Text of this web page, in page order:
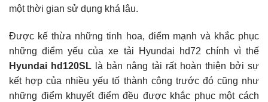
một thời gian sử dụng khá lâu.
Được kế thừa những tinh hoa, điểm mạnh và khắc phục
những điểm yếu của xe tải Hyundai hd72 chính vì thế
Hyundai hd120SL là bản nâng tải rất hoàn thiện bởi sự
kết hợp của nhiều yếu tố thành công trước đó cũng như
những điểm khuyết điểm đều được khắc phục một cách